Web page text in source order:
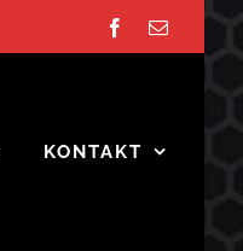
Facebook
E-
KONTAKT